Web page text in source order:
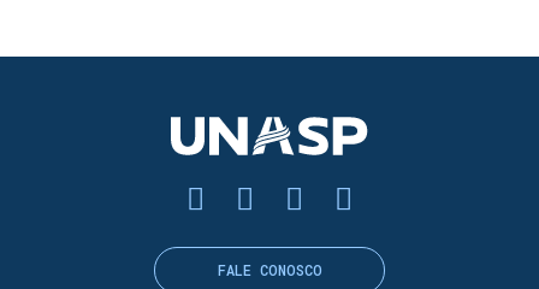
FALE CONOSCO